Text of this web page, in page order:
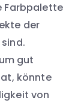
Farbpalette
der
gut
könnte
von